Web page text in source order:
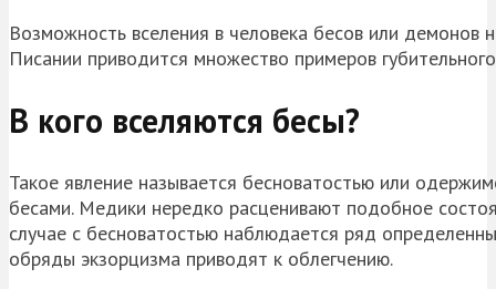
Возможность вселения в человека бесов или
Писании приводится множество примеров
В кого вселяются бесы?
Такое явление называется бесноватостью или
бесами. Медики нередко расценивают подобное
случае с бесноватостью наблюдается ряд
обряды экзорцизма приводят к облегчению.